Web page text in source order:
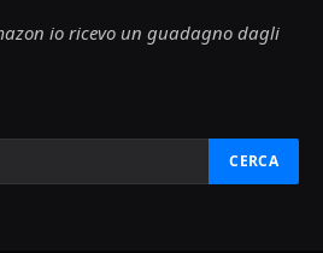
io ricevo un guadagno dagli